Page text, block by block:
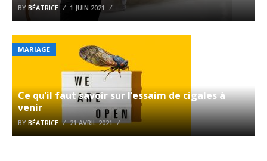
BY BÉATRICE 1 JUIN 2021
MARIAGE
Ce qu’il faut savoir sur l’essaim de cigales à
venir
BYBÉATRICE 21 AVRIL 2021